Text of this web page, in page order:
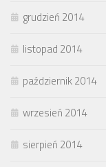
grudzień 2014
listopad 2014
październik 2014
wrzesień 2014
sierpień 2014